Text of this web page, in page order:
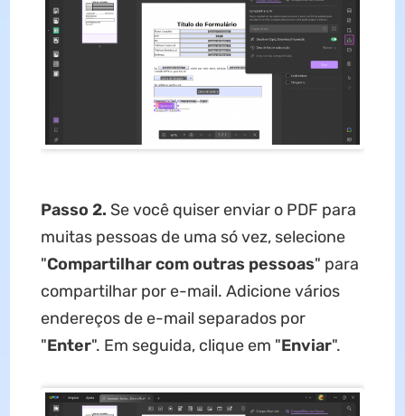
Passo 2. Se você quiser enviar o PDF para
muitas pessoas de uma só vez, selecione
"Compartilhar com outras pessoas" para
compartilhar por e-mail. Adicione vários
endereços de e-mail separados por
"Enter". Em seguida, clique em "Enviar".